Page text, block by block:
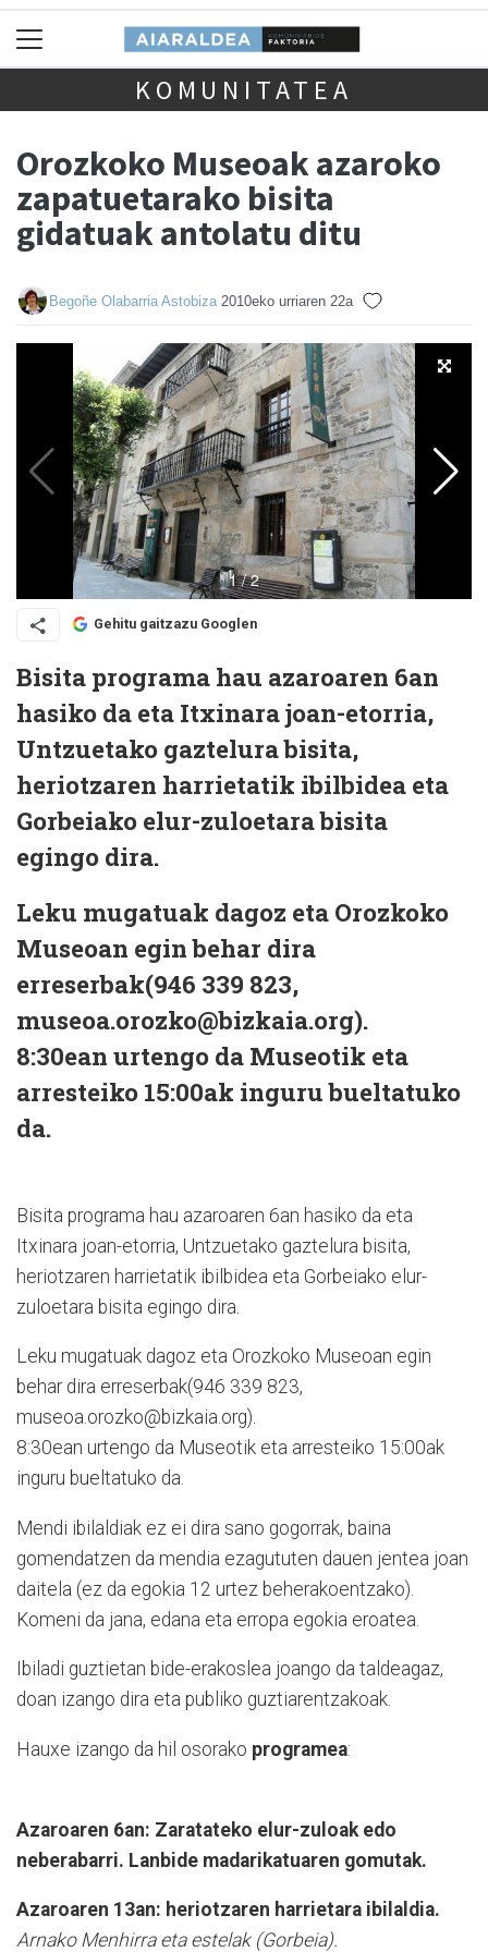
KOMUNITATEA
Orozkoko Museoak azaroko
zapatuetarako bisita
gidatuak antolatu ditu
Begoñe Olabarria Astobiza 2010eko urriaren 22a
Gehitu gaitzazu Googlen
Bisita programa hau azaroaren 6an
hasiko da eta Itxinara joan-etorria,
Untzuetako gaztelura bisita,
heriotzaren harrietatik ibilbidea eta
Gorbeiako elur-zuloetara bisita
egingo dira.
Leku mugatuak dagoz eta Orozkoko
Museoan egin behar dira
erreserbak(946 339 823,
museoa.orozko@bizkaia.org).
8:30ean urtengo da Museotik eta
arresteiko 15:00ak inguru bueltatuko
da.
Bisita programa hau azaroaren 6an hasiko da eta
Itxinara joan-etorria, Untzuetako gaztelura bisita,
heriotzaren harrietatik ibilbidea eta Gorbeiako elur-
zuloetara bisita egingo dira.
Leku mugatuak dagoz eta Orozkoko Museoan egin
behar dira erreserbak(946 339 823,
museoa.orozko@bizkaia.org).
8:30ean urtengo da Museotik eta arresteiko 15:00ak
inguru bueltatuko da.
Mendi ibilaldiak ez ei dira sano gogorrak, baina
gomendatzen da mendia ezagututen dauen jentea joan
daitela (ez da egokia 12 urtez beherakoentzako).
Komeni da jana, edana eta erropa egokia eroatea.
Ibiladi guztietan bide-erakoslea joango da taldeagaz,
doan izango dira eta publiko guztiarentzakoak.
Hauxe izango da hil osorako programea:
Azaroaren 6an: Zaratateko elur-zuloak edo
neberabarri. Lanbide madarikatuaren gomutak.
Azaroaren 13an: heriotzaren harrietara ibilaldia.
Arnako Menhirra eta estelak (Gorbeia).